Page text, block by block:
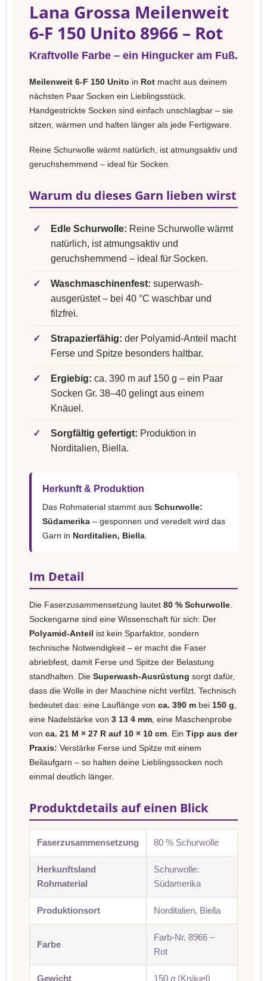
Lana Grossa Meilenweit
6-F 150 Unito 8966 – Rot
Kraftvolle Farbe – ein Hingucker am Fuß.
Meilenweit 6-F 150 Unito in Rot macht aus deinem
nächsten Paar Socken ein Lieblingsstück.
Handgestrickte Socken sind einfach unschlagbar – sie
sitzen, wärmen und halten länger als jede Fertigware.
Reine Schurwolle wärmt natürlich, ist atmungsaktiv und
geruchshemmend – ideal für Socken.
Warum du dieses Garn lieben wirst
✓ Edle Schurwolle: Reine Schurwolle wärmt
natürlich, ist atmungsaktiv und
geruchshemmend – ideal für Socken.
✓ Waschmaschinenfest: superwash-
ausgerüstet – bei 40 °C waschbar und
filzfrei.
✓ Strapazierfähig: der Polyamid-Anteil macht
Ferse und Spitze besonders haltbar.
✓ Ergiebig: ca. 390 m auf 150 g – ein Paar
Socken Gr. 38–40 gelingt aus einem
Knäuel.
✓ Sorgfältig gefertigt: Produktion in
Norditalien, Biella.
Herkunft & Produktion
Das Rohmaterial stammt aus Schurwolle:
Südamerika – gesponnen und veredelt wird das
Garn in Norditalien, Biella
Im Detail
Die Faserzusammensetzung lautet 80 % Schurwolle
Sockengarne sind eine Wissenschaft für sich: Der
Polyamid-Anteil ist kein Sparfaktor, sondern
technische Notwendigkeit – er macht die Faser
abriebfest, damit Ferse und Spitze der Belastung
standhalten. Die Superwash-Ausrüstung sorgt dafür,
dass die Wolle in der Maschine nicht verfilzt. Technisch
bedeutet das: eine Lauflänge von ca. 390 m bei 150 g
eine Nadelstärke von 3 13 4 mm , eine Maschenprobe
von ca. 21 M × 27 R auf 10 × 10 cm . Ein Tipp aus der
Praxis: Verstärke Ferse und Spitze mit einem
Beilaufgarn – so halten deine Lieblingssocken noch
einmal deutlich länger.
Produktdetails auf einen Blick
Faserzusammensetzung 80 % Schurwolle
Herkunftsland
Rohmaterial
Schurwolle:
Südamerika
Produktionsort Norditalien, Biella
Farbe
Farb-Nr. 8966 –
Rot
Gewicht 150 g (Knäuel)